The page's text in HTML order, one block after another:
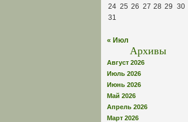
24 25 26 27 28 29 30
31
« Июл
Архивы
Август 2026
Июль 2026
Июнь 2026
Май 2026
Апрель 2026
Март 2026